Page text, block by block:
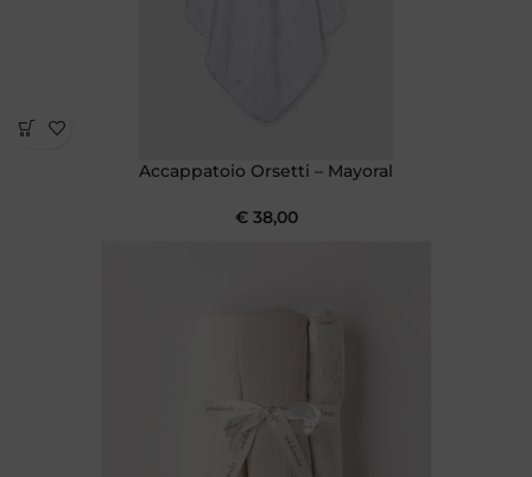
Accappatoio Orsetti – Mayoral
€38,00